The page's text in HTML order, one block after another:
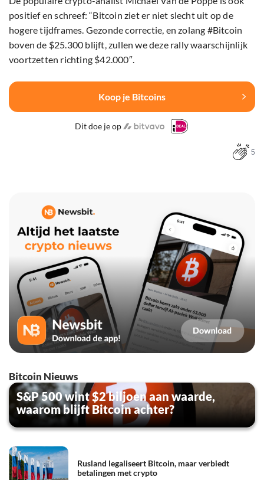
positief en schreef: “Bitcoin ziet er niet slecht uit op de
hogere tijdframes. Gezonde correctie, en zolang #Bitcoin
boven de $25.300 blijft, zullen we deze rally waarschijnlijk
voortzetten richting $42.000″.
Koop je Bitcoins
Dit doe je op
5
Bitcoin Nieuws
S&P 500 wint $2 biljoen aan waarde,
waarom blijft Bitcoin achter?
Rusland legaliseert Bitcoin, maar verbiedt
betalingen met crypto